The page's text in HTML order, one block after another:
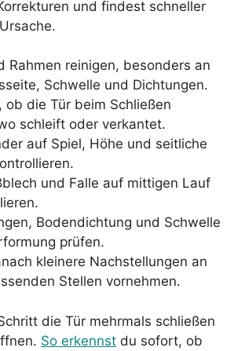
und findest schneller
Rahmen reinigen, besonders an
Schwelle und Dichtungen.
ob die Tür beim Schließen
schleift oder verkantet.
auf Spiel, Höhe und seitliche
und Falle auf mittigen Lauf
Bodendichtung und Schwelle
prüfen.
kleinere Nachstellungen an
Stellen vornehmen.
die Tür mehrmals schließen
So erkennst du sofort, ob